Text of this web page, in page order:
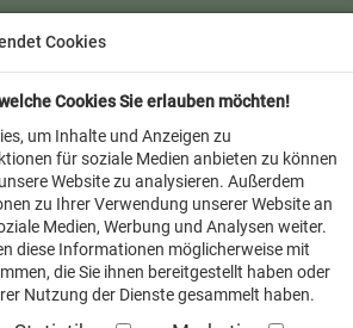
Cookies
Cookies Sie erlauben möchten!
um Inhalte und Anzeigen zu
für soziale Medien anbieten zu können
Website zu analysieren. Außerdem
zu Ihrer Verwendung unserer Website an
Medien, Werbung und Analysen weiter.
diese Informationen möglicherweise mit
die Sie ihnen bereitgestellt haben oder
Nutzung der Dienste gesammelt haben.